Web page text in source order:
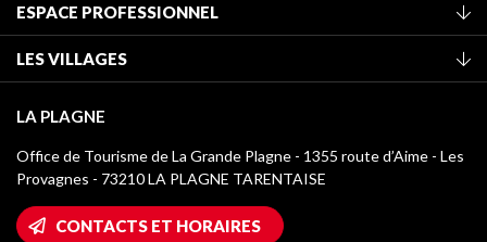
ESPACE PROFESSIONNEL
Classement des meublés
Taxe de séjour
Médiathèque
Logos La Plagne
Accès Wifi
LES VILLAGES
Champagny-en-Vanoise
Montchavin - Les Coches
Plagne 1800
LA PLAGNE
Office de Tourisme de La Grande Plagne - 1355 route d’Aime - Les
Provagnes - 73210 LA PLAGNE TARENTAISE
CONTACTS ET HORAIRES